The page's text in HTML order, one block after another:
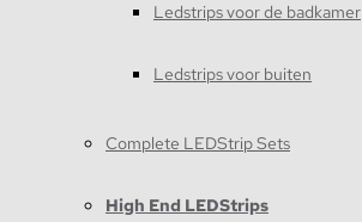
Ledstrips voor de badkamer
Ledstrips voor buiten
Complete LEDStrip Sets
High End LEDStrips